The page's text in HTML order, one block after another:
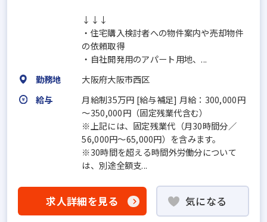
↓↓↓
・住宅購入検討者への物件案内や売却物件
の依頼取得
・自社開発用のアパート用地、...
勤務地
大阪府大阪市西区
給与
月給制35万円 [給与補足] 月給：300,000円
～350,000円（固定残業代含む）
※上記には、固定残業代（月30時間分／
56,000円～65,000円）を含みます。
※30時間を超える時間外労働分について
は、別途全額支...
求人詳細を見る 気になる